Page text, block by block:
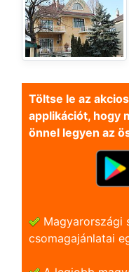
Töltse le az
applikációt, hogy
önnel legyen az
Magyarországi
csomagajánlatai